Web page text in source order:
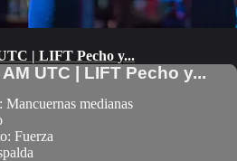
| LIFT Pecho y...
UTC | LIFT Pecho y...
medianas
Fuerza